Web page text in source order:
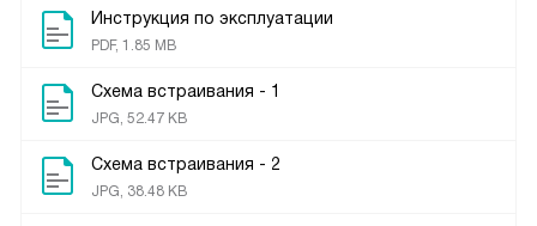
Инструкция по эксплуатации
PDF, 1.85 MB
Схема встраивания - 1
JPG, 52.47 KB
Схема встраивания - 2
JPG, 38.48 KB